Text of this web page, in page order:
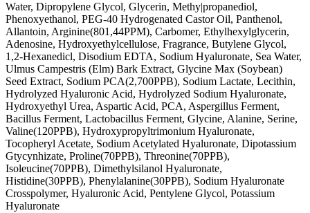
Water, Dipropylene Glycol, Glycerin, Methy|propanediol,
Phenoxyethanol, PEG-40 Hydrogenated Castor Oil, Panthenol,
Allantoin, Arginine(801,44PPM), Carbomer, Ethylhexylglycerin,
Adenosine, Hydroxyethylcellulose, Fragrance, Butylene Glycol,
1,2-Hexanedicl, Disodium EDTA, Sodium Hyaluronate, Sea Water,
Ulmus Campestris (Elm) Bark Extract, Glycine Max (Soybean)
Seed Extract, Sodium PCA(2,700PPB), Sodium Lactate, Lecithin,
Hydrolyzed Hyaluronic Acid, Hydrolyzed Sodium Hyaluronate,
Hydroxyethyl Urea, Aspartic Acid, PCA, Aspergillus Ferment,
Bacillus Ferment, Lactobacillus Ferment, Glycine, Alanine, Serine,
Valine(120PPB), Hydroxypropyltrimonium Hyaluronate,
Tocopheryl Acetate, Sodium Acetylated Hyaluronate, Dipotassium
Gtycynhizate, Proline(70PPB), Threonine(70PPB),
Isoleucine(70PPB), Dimethylsilanol Hyaluronate,
Histidine(30PPB), Phenylalanine(30PPB), Sodium Hyaluronate
Crosspolymer, Hyaluronic Acid, Pentylene Glycol, Potassium
Hyaluronate